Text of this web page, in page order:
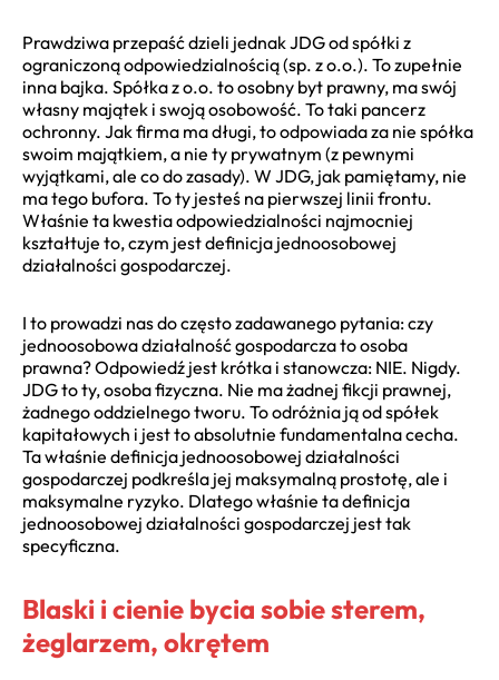
Prawdziwa przepaść dzieli jednak JDG od spółki z
ograniczoną odpowiedzialnością (sp. z o.o.). To zupełnie
inna bajka. Spółka z o.o. to osobny byt prawny, ma swój
własny majątek i swoją osobowość. To taki pancerz
ochronny. Jak firma ma długi, to odpowiada za nie spółka
swoim majątkiem, a nie ty prywatnym (z pewnymi
wyjątkami, ale co do zasady). W JDG, jak pamiętamy, nie
ma tego bufora. To ty jesteś na pierwszej linii frontu.
Właśnie ta kwestia odpowiedzialności najmocniej
kształtuje to, czym jest definicja jednoosobowej
działalności gospodarczej.
I to prowadzi nas do często zadawanego pytania: czy
jednoosobowa działalność gospodarcza to osoba
prawna? Odpowiedź jest krótka i stanowcza: NIE. Nigdy.
JDG to ty, osoba fizyczna. Nie ma żadnej fikcji prawnej,
żadnego oddzielnego tworu. To odróżnia ją od spółek
kapitałowych i jest to absolutnie fundamentalna cecha.
Ta właśnie definicja jednoosobowej działalności
gospodarczej podkreśla jej maksymalną prostotę, ale i
maksymalne ryzyko. Dlatego właśnie ta definicja
jednoosobowej działalności gospodarczej jest tak
specyficzna.
Blaski i cienie bycia sobie sterem,
żeglarzem, okrętem